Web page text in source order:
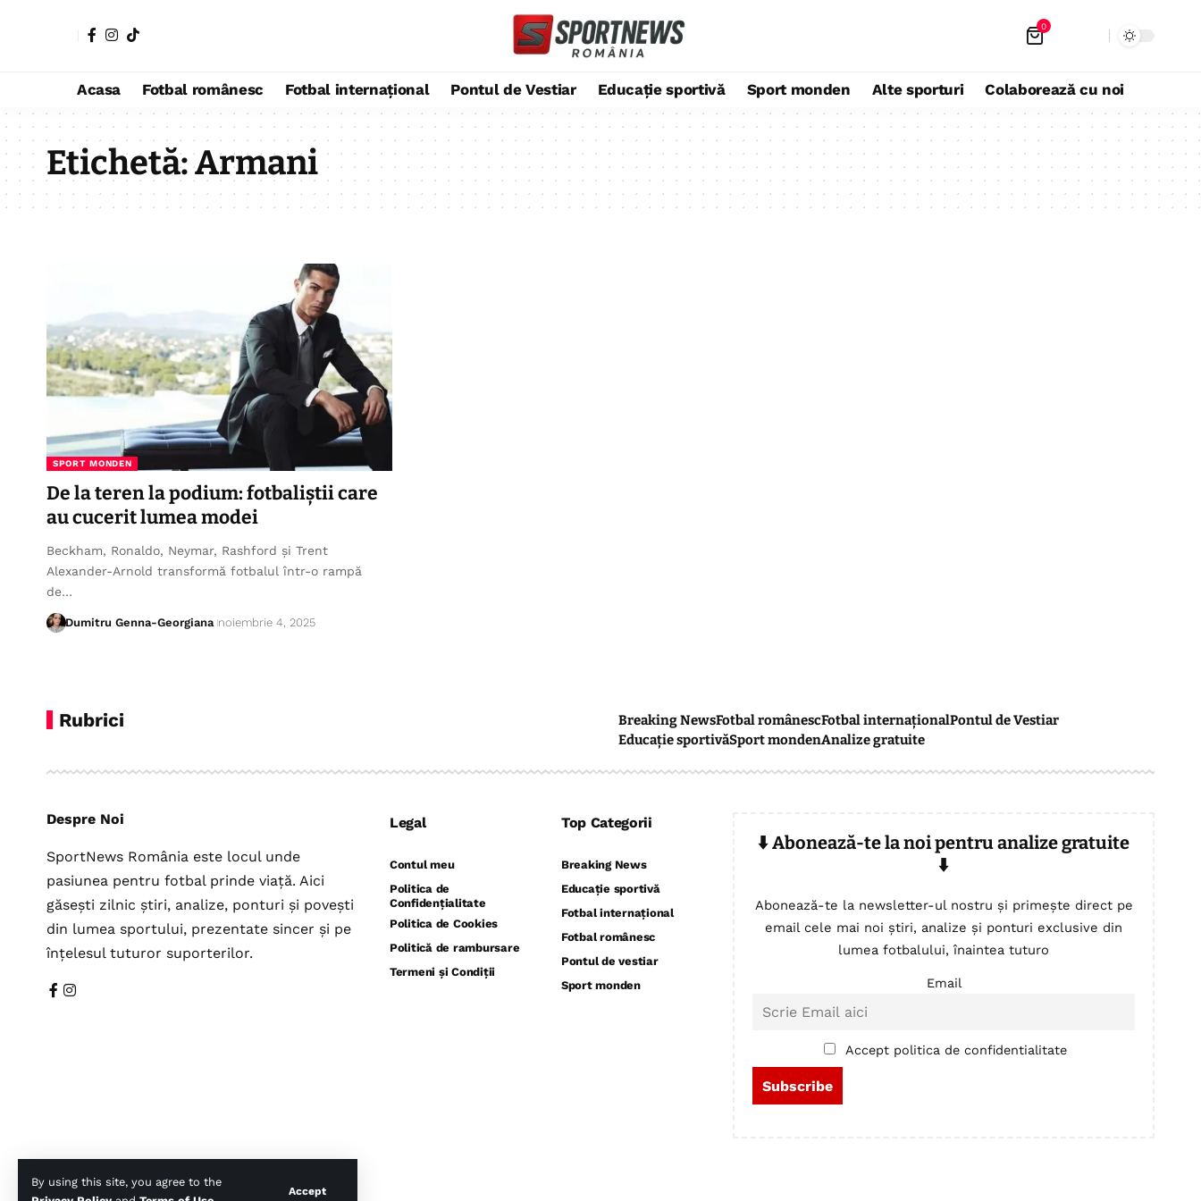
By using this site, you agree to the
Accept
0
Acasa Fotbal românesc Fotbal internațional Pontul de Vestiar Educație sportivă Sport monden Alte sporturi Colaborează cu noi
Etichetă:Armani
SPORT MONDEN
De la teren la podium: fotbaliștii care
au cucerit lumea modei
Beckham, Ronaldo, Neymar, Rashford și Trent
Alexander-Arnold transformă fotbalul într-o rampă
de…
Dumitru Genna-Georgiana noiembrie 4, 2025
Rubrici Breaking NewsFotbal românescFotbal internaționalPontul de Vestiar
Educație sportivăSport mondenAnalize gratuite
Despre Noi
SportNews România este locul unde
pasiunea pentru fotbal prinde viață. Aici
găsești zilnic știri, analize, ponturi și povești
din lumea sportului, prezentate sincer și pe
înțelesul tuturor suporterilor.
Legal
Contul meu
Politica de
Confidențialitate
Politica de Cookies
Politică de rambursare
Termeni și Condiții
Top Categorii
Breaking News
Educație sportivă
Fotbal internațional
Fotbal românesc
Pontul de vestiar
Sport monden
⬇️ Abonează-te la noi pentru analize gratuite
⬇️
Abonează-te la newsletter-ul nostru și primește direct pe
email cele mai noi știri, analize și ponturi exclusive din
lumea fotbalului, înaintea tuturo
Email
Accept politica de confidentialitate